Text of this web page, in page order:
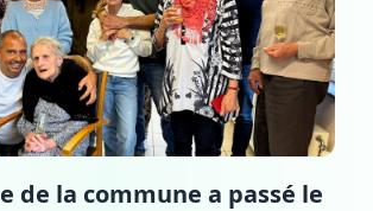
de la commune a passé le